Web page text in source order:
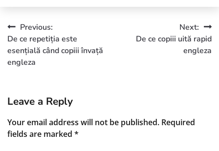
Previous:
De ce repetiția este
esențială când copiii învață
engleza
Next:
De ce copiii uită rapid
engleza
Leave a Reply
Your email address will not be published. Required
fields are marked *